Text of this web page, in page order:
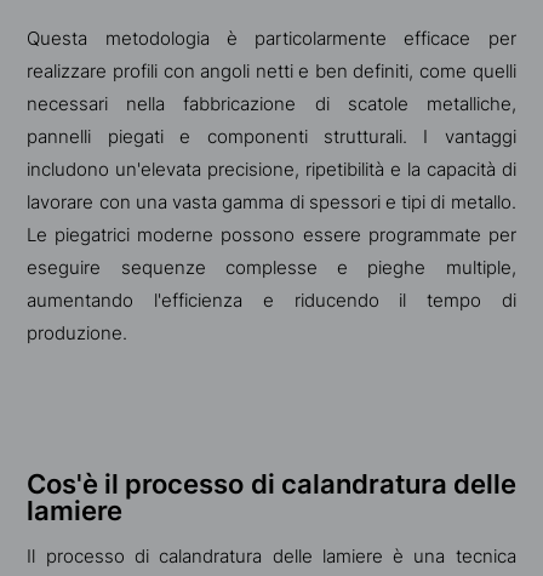
Questa metodologia è particolarmente efficace per
realizzare profili con angoli netti e ben definiti, come quelli
necessari nella fabbricazione di scatole metalliche,
pannelli piegati e componenti strutturali. I vantaggi
includono un'elevata precisione, ripetibilità e la capacità di
lavorare con una vasta gamma di spessori e tipi di metallo.
Le piegatrici moderne possono essere programmate per
eseguire sequenze complesse e pieghe multiple,
aumentando l'efficienza e riducendo il tempo di
produzione.
Cos'è il processo di calandratura delle
lamiere
Il processo di calandratura delle lamiere è una tecnica